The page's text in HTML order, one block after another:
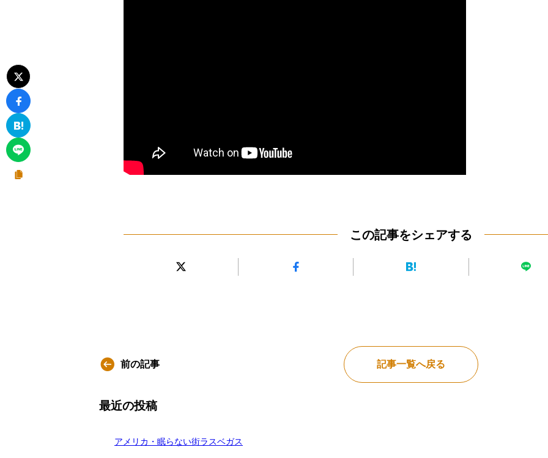
この記事をシェアする
前の記事 記事一覧へ戻る
最近の投稿
アメリカ・眠らない街ラスベガス